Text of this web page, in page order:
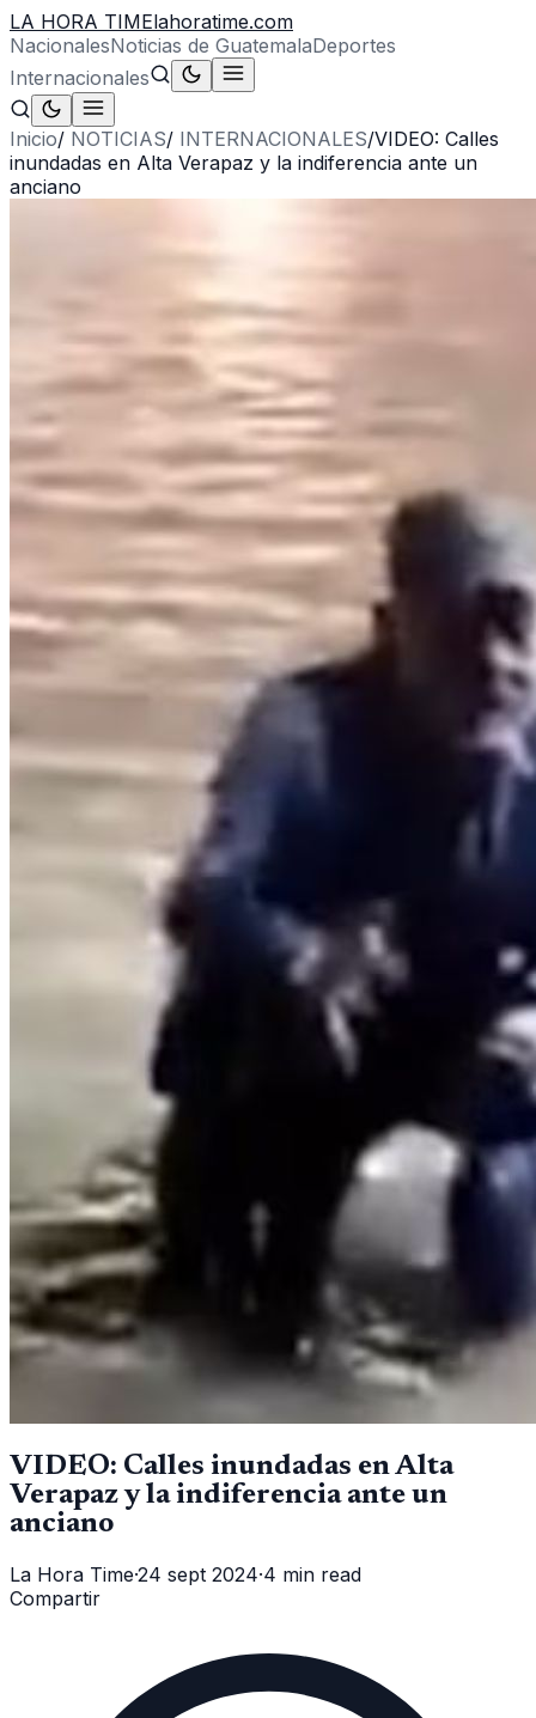
LA HORA TIMElahoratime.com
NacionalesNoticias de GuatemalaDeportes
Internacionales
Inicio/ NOTICIAS/ INTERNACIONALES/VIDEO: Calles
inundadas en Alta Verapaz y la indiferencia ante un
anciano
VIDEO: Calles inundadas en Alta
Verapaz y la indiferencia ante un
anciano
La Hora Time·24 sept 2024·4 min read
Compartir